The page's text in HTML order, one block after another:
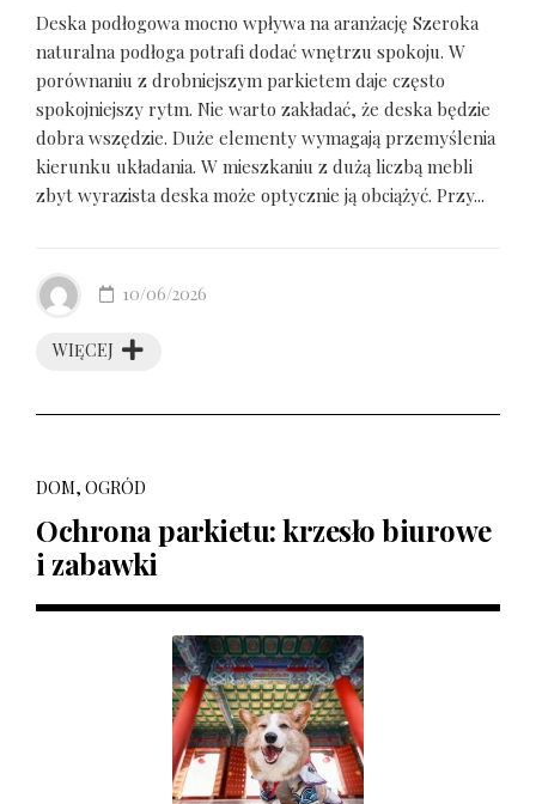
Deska podłogowa mocno wpływa na aranżację Szeroka
naturalna podłoga potrafi dodać wnętrzu spokoju. W
porównaniu z drobniejszym parkietem daje często
spokojniejszy rytm. Nie warto zakładać, że deska będzie
dobra wszędzie. Duże elementy wymagają przemyślenia
kierunku układania. W mieszkaniu z dużą liczbą mebli
zbyt wyrazista deska może optycznie ją obciążyć. Przy...
WIĘCEJ
10/06/2026
DOM, OGRÓD
Ochrona parkietu: krzesło biurowe
i zabawki